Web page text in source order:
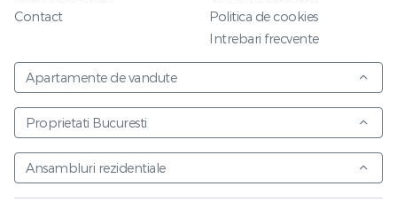
Contact
Politica de cookies
Intrebari frecvente
Apartamente de vandute
Proprietati Bucuresti
Ansambluri rezidentiale